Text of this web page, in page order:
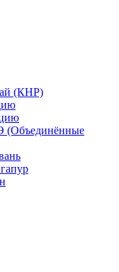
(КНР)
(Объединённые